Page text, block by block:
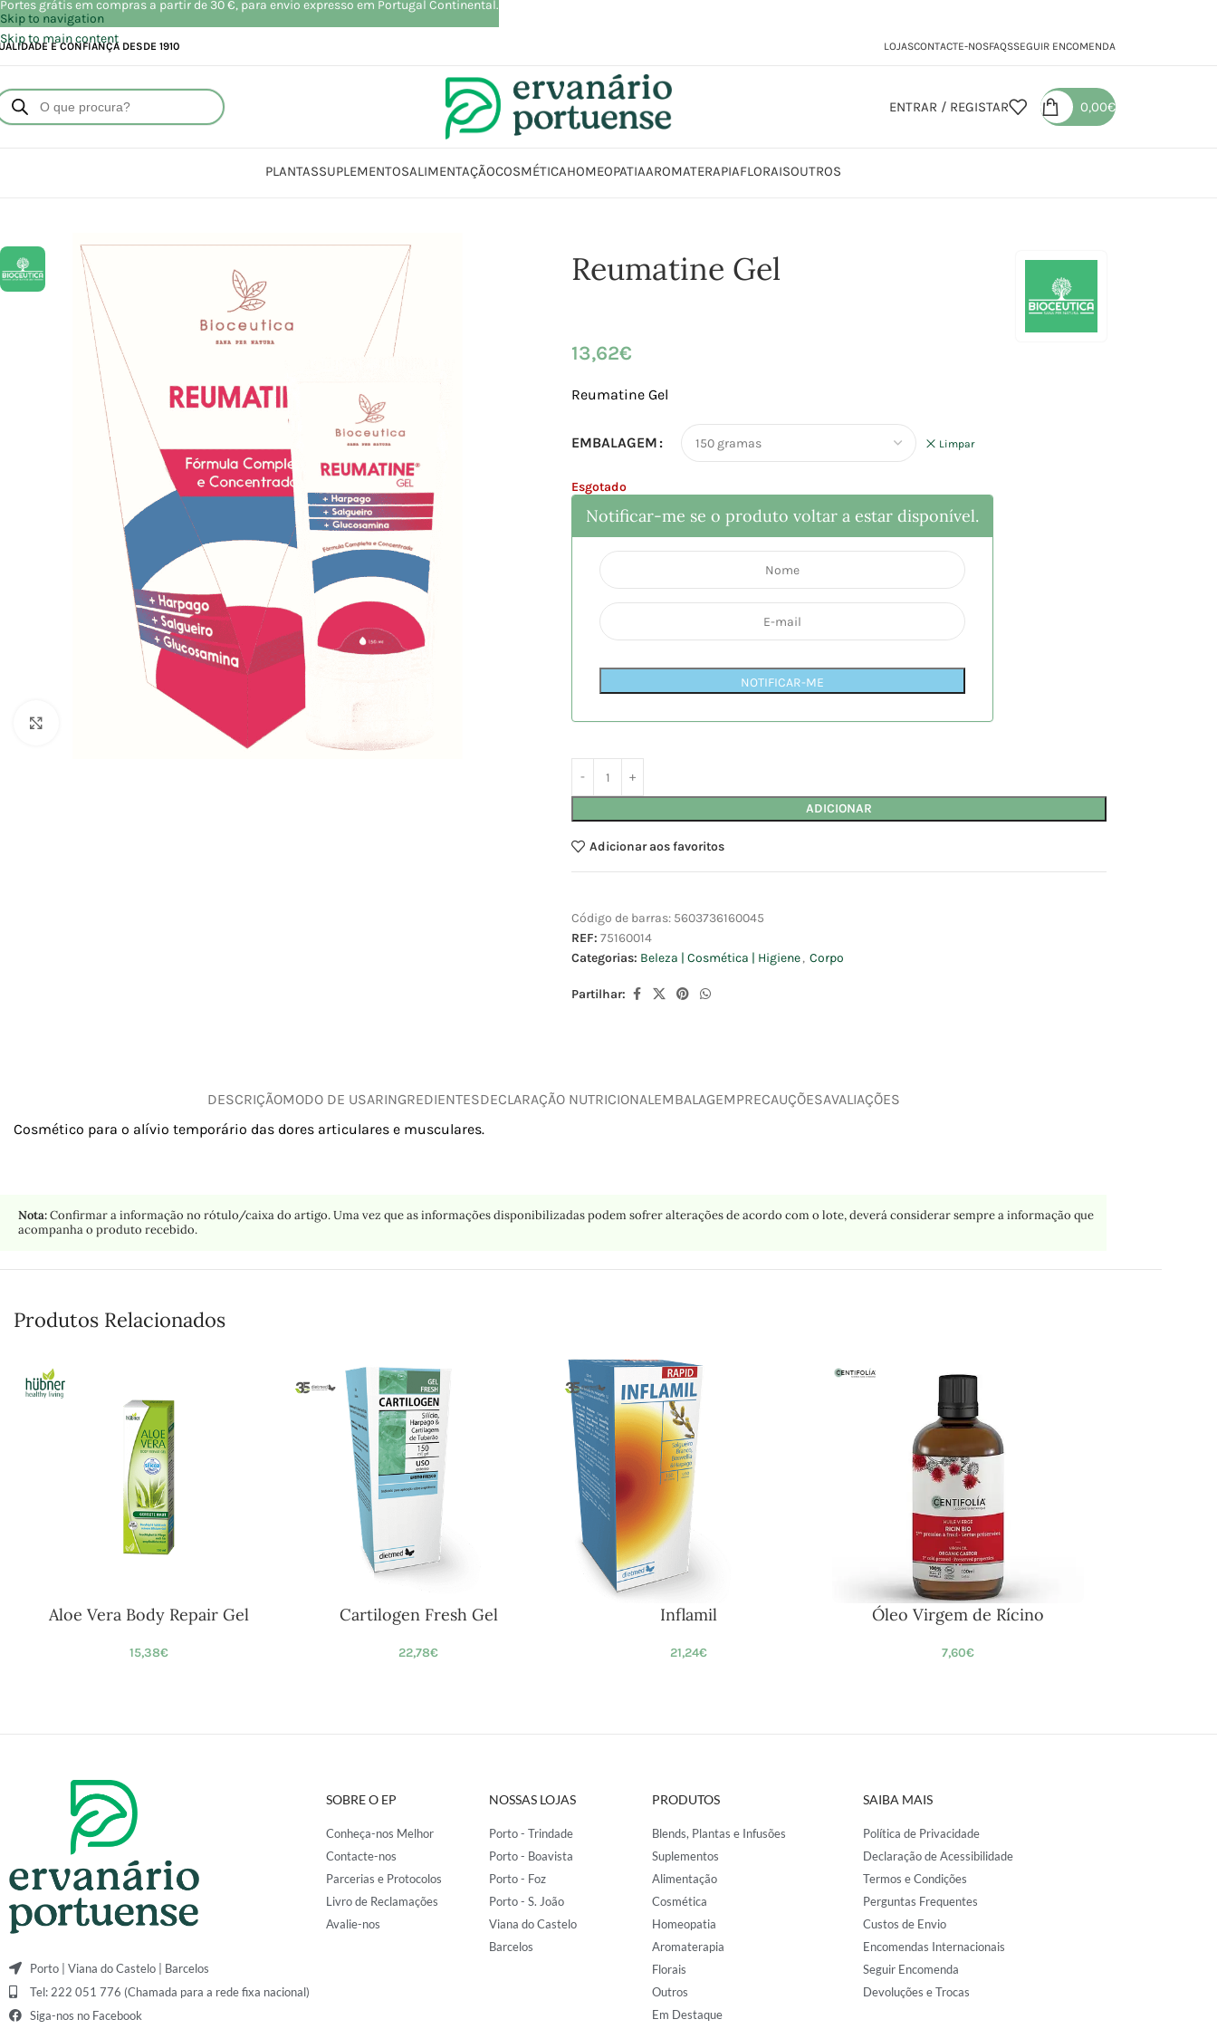
Skip to navigation
Skip to main content
E CONFIANÇA DESDE 1910 LOJASCONTACTE-NOSFAQSSEGUIR ENCOMENDA
ENTRAR / REGISTAR 0,00€
PLANTASSUPLEMENTOSALIMENTAÇÃOCOSMÉTICAHOMEOPATIAAROMATERAPIAFLORAISOUTROS
Reumatine Gel
13,62€
Reumatine Gel
EMBALAGEM Limpar
Esgotado
Notificar-me se o produto voltar a estar disponível.
NOTIFICAR-ME
ADICIONAR
Adicionar aos favoritos
Código de barras: 5603736160045
REF: 75160014
Categorias: Beleza | Cosmética | Higiene, Corpo
Partilhar:
DESCRIÇÃOMODO DE USARINGREDIENTESDECLARAÇÃO NUTRICIONAL EMBALAGEMPRECAUÇÕESAVALIAÇÕES
Cosmético para o alívio temporário das dores articulares e musculares.
Nota:Confirmar a informação no rótulo/caixa do artigo. Uma vez que as informações disponibilizadas podem sofrer alterações de acordo com o lote, deverá considerar sempre a informação que
acompanha o produto recebido.
Produtos Relacionados
Aloe Vera Body Repair Gel
15,38€
Cartilogen Fresh Gel
22,78€
Inflamil
21,24€
Óleo Virgem de Rícino
7,60€
Porto | Viana do Castelo | Barcelos
Tel: 222 051 776 (Chamada para a rede fixa nacional)
Siga-nos no Facebook
SOBRE O EP
Conheça-nos Melhor
Contacte-nos
Parcerias e Protocolos
Livro de Reclamações
Avalie-nos
NOSSAS LOJAS
Porto - Trindade
Porto - Boavista
Porto - Foz
Porto - S. João
Viana do Castelo
Barcelos
PRODUTOS
Blends, Plantas e Infusões
Suplementos
Alimentação
Cosmética
Homeopatia
Aromaterapia
Florais
Outros
Em Destaque
SAIBA MAIS
Política de Privacidade
Declaração de Acessibilidade
Termos e Condições
Perguntas Frequentes
Custos de Envio
Encomendas Internacionais
Seguir Encomenda
Devoluções e Trocas
Portes grátis em compras a partir de 30 €, para envio expresso em Portugal Continental.